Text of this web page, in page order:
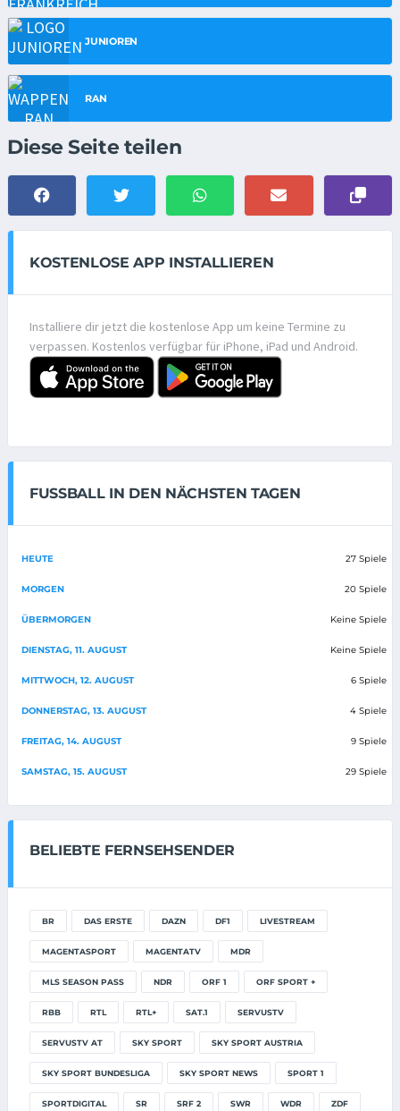
JUNIOREN
RAN
Diese Seite teilen
KOSTENLOSE APP INSTALLIEREN
Installiere dir jetzt die kostenlose App um keine Termine zu
verpassen. Kostenlos verfügbar für iPhone, iPad und Android.
FUSSBALL IN DEN NÄCHSTEN TAGEN
HEUTE 27 Spiele
MORGEN 20 Spiele
ÜBERMORGEN Keine Spiele
DIENSTAG, 11. AUGUST Keine Spiele
MITTWOCH, 12. AUGUST 6 Spiele
DONNERSTAG, 13. AUGUST 4 Spiele
FREITAG, 14. AUGUST 9 Spiele
SAMSTAG, 15. AUGUST 29 Spiele
BELIEBTE FERNSEHSENDER
BR DAS ERSTE DAZN DF1 LIVESTREAM
MAGENTASPORT MAGENTATV MDR
MLS SEASON PASS NDR ORF 1 ORF SPORT +
RBB RTL RTL+ SAT.1 SERVUSTV
SERVUSTV AT SKY SPORT SKY SPORT AUSTRIA
SKY SPORT BUNDESLIGA SKY SPORT NEWS SPORT 1
SPORTDIGITAL SR SRF 2 SWR WDR ZDF